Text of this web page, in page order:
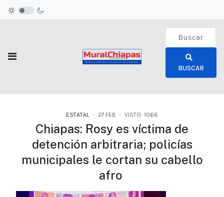
Type 2 or
BUSCAR
ESTATAL 27.FEB VISTO: 1066
Chiapas: Rosy es víctima de
detención arbitraria; policías
municipales le cortan su cabello
afro